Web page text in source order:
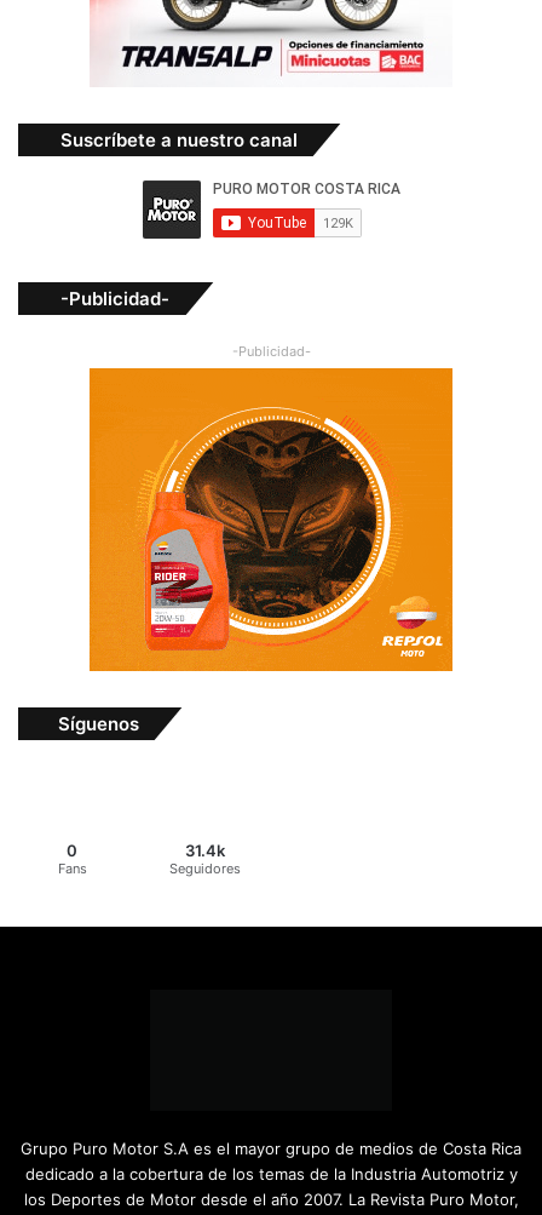
Suscríbete a nuestro canal
-Publicidad-
-Publicidad-
Síguenos
0
Fans
31.4k
Seguidores
Grupo Puro Motor S.A es el mayor grupo de medios de Costa Rica
dedicado a la cobertura de los temas de la Industria Automotriz y
los Deportes de Motor desde el año 2007. La Revista Puro Motor,